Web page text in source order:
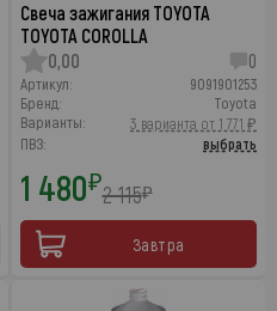
Свеча зажигания TOYOTA
TOYOTA COROLLA
0,00
0
Артикул:
9091901253
Бренд:
Toyota
Варианты:
3 варианта от 1 771 ₽
ПВЗ:
выбрать
1 480₽2 115₽
Завтра